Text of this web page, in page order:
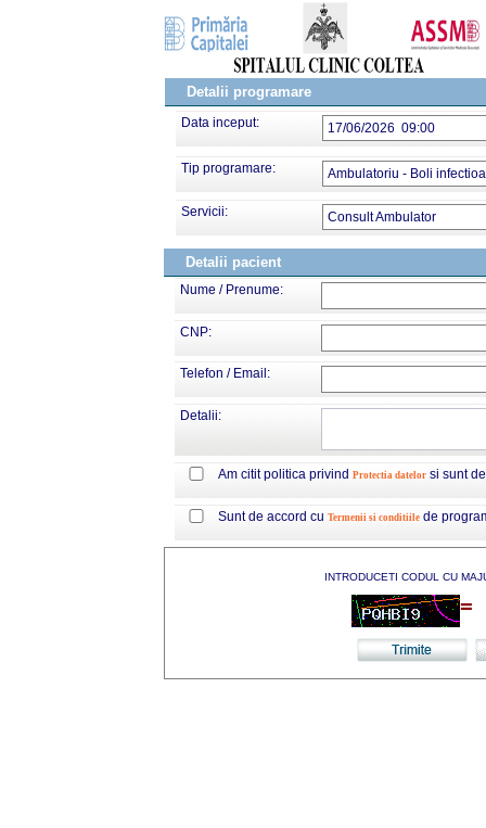
Detalii programare
Data inceput: 17/06/2026 09:00
Tip programare: Ambulatoriu - Boli
Servicii: Consult Ambulator
Detalii pacient
Nume / Prenume:
CNP:
Telefon / Email:
Detalii:
Am citit politica privind Protectia datelor si sunt
Sunt de accord cu Termenii si conditiile de
INTRODUCETI CODUL CU
=